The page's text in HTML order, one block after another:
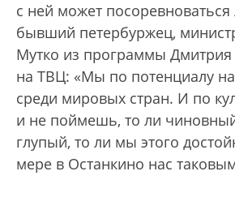
с ней может
бывший петербуржец,
Мутко из программы
на ТВЦ: «Мы по потенциалу
среди мировых стран. И по
и не поймешь, то ли
глупый, то ли мы этого
мере в Останкино нас